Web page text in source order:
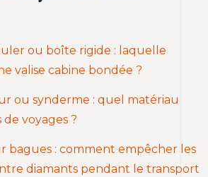
ou boîte rigide : laquelle
valise cabine bondée ?
ou synderme : quel matériau
de voyages ?
bagues : comment empêcher les
diamants pendant le transport